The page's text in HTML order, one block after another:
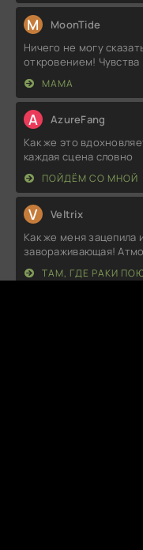
M MoonTide
Ничего не могу
откровением! Чувства
МАМА
A AzureFang
Как же это
каждая сцена словно
ПОЙДЁМ СО МНОЙ
V Veltrix
Как же меня зацепила
завораживающая!
ТАМ, ГДЕ РАКИ